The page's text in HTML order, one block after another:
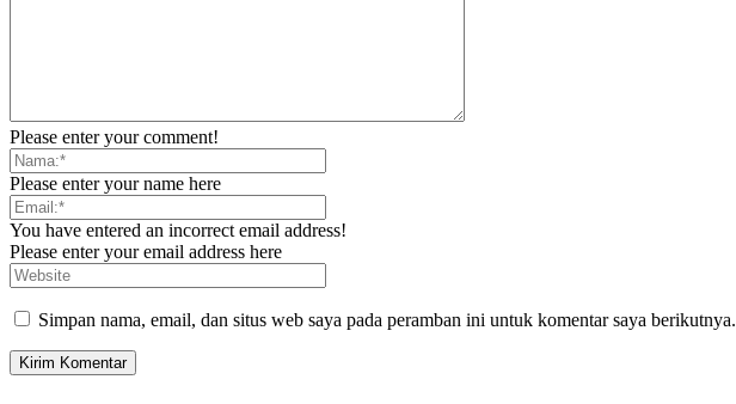
Please enter your comment!
Please enter your name here
You have entered an incorrect email address!
Please enter your email address here
Simpan nama, email, dan situs web saya pada peramban ini untuk komentar saya berikutnya.